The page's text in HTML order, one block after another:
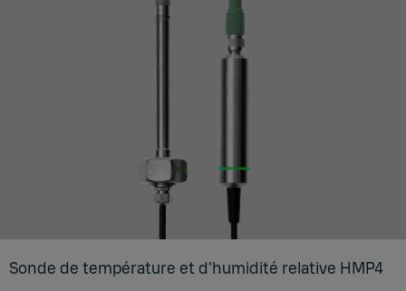
Sonde de tem­pé­ra­ture et d'hu­mi­dité rela­tive HMP4